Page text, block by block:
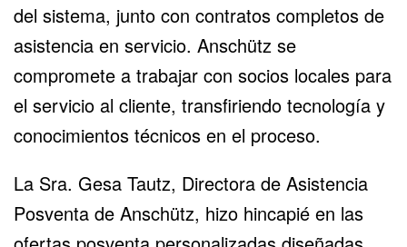
del sistema, junto con contratos completos de
asistencia en servicio. Anschütz se
compromete a trabajar con socios locales para
el servicio al cliente, transfiriendo tecnología y
conocimientos técnicos en el proceso.
La Sra. Gesa Tautz, Directora de Asistencia
Posventa de Anschütz, hizo hincapié en las